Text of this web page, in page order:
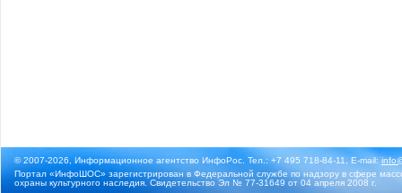
© 2007-2026, Информационное агентство ИнфоРос. Тел.: +7 495 718-84-11, E-mail:
Портал «ИнфоШОС» зарегистрирован в Федеральной службе по надзору в сфере
охраны культурного наследия. Свидетельство Эл № 77-31649 от 04 апреля 2008 г.